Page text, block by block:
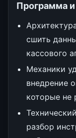
Программа
сшить
кассового
Механики
внедрение
которые не
разбор